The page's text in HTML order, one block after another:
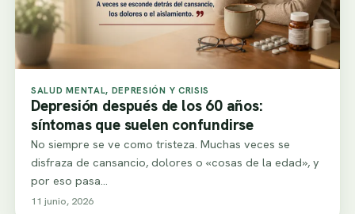
SALUD MENTAL, DEPRESIÓN Y CRISIS
Depresión después de los 60 años:
síntomas que suelen confundirse
No siempre se ve como tristeza. Muchas veces se
disfraza de cansancio, dolores o «cosas de la edad», y
por eso pasa…
11 junio, 2026